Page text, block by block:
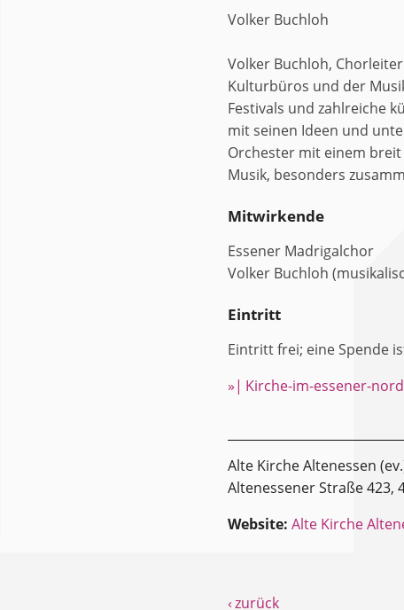
Volker Buchloh
Volker Buchloh,
Kulturbüros und der
Festivals und zahlreiche
mit seinen Ideen und
Orchester mit einem
Musik, besonders
Mitwirkende
Essener Madrigalchor
Volker Buchloh
Eintritt
Eintritt frei; eine Spende
»| Kirche-im-essener-
Alte Kirche Altenessen
Altenessener Straße 423,
Website: Alte Kirche
‹ zurück